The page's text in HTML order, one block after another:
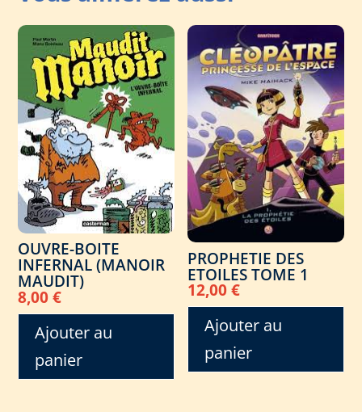
OUVRE-BOITE
INFERNAL (MANOIR
MAUDIT)
8,00€
Ajouter au
panier
PROPHETIE DES
ETOILES TOME 1
12,00€
Ajouter au
panier